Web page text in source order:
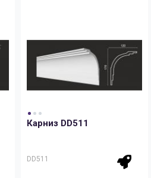
Карниз DD511
DD511